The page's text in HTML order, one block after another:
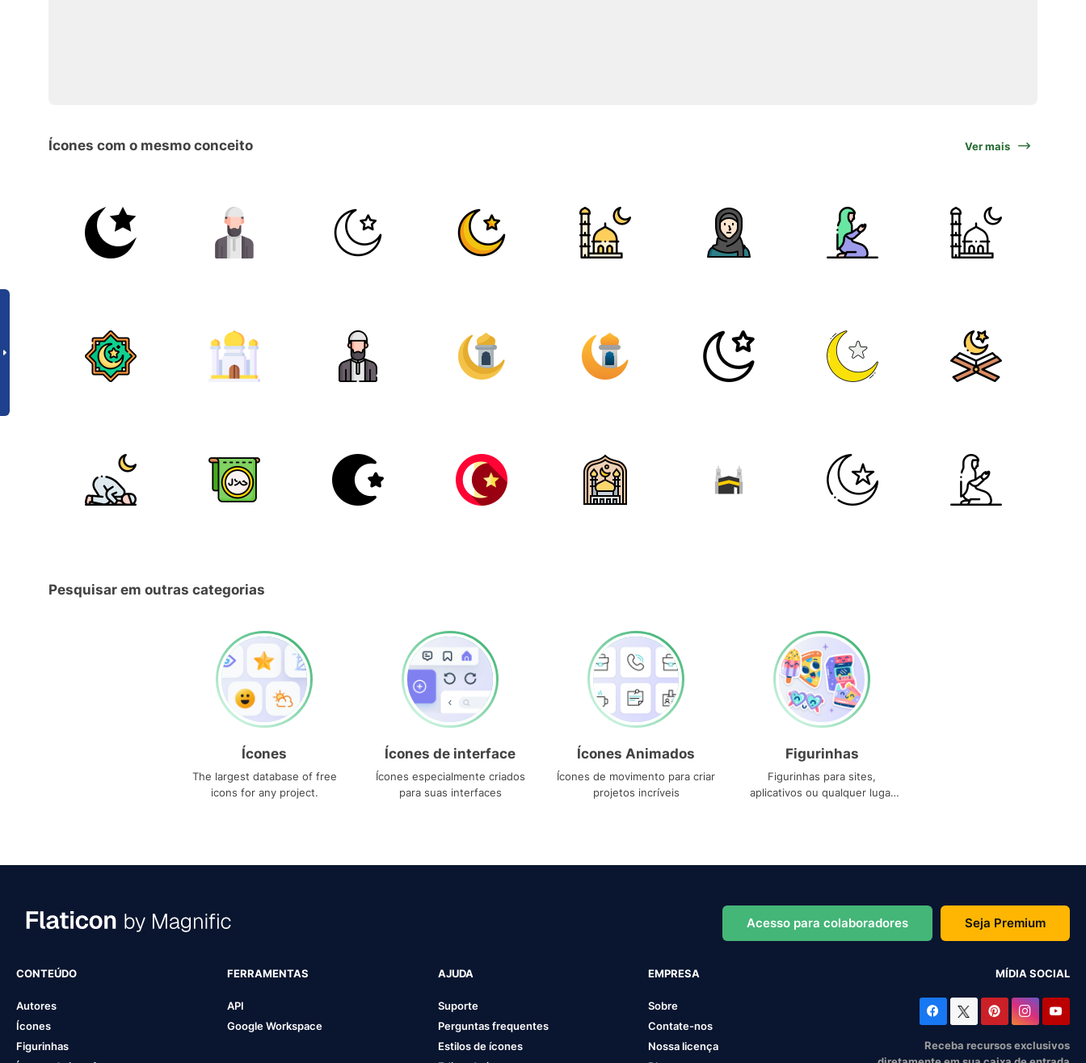
Ícones com o mesmo conceito Ver mais
Pesquisar em outras categorias
Ícones
The largest database of free
icons for any project.
Ícones de interface
Ícones especialmente criados
para suas interfaces
Ícones Animados
Ícones de movimento para criar
projetos incríveis
Figurinhas
Figurinhas para sites,
aplicativos ou qualquer lugar
Acesso para colaboradores Seja Premium
CONTEÚDO
Autores
Ícones
Figurinhas
FERRAMENTAS
API
Google Workspace
AJUDA
Suporte
Perguntas frequentes
Estilos de ícones
EMPRESA
Sobre
Contate-nos
Nossa licença
MÍDIA SOCIAL
Receba recursos exclusivos